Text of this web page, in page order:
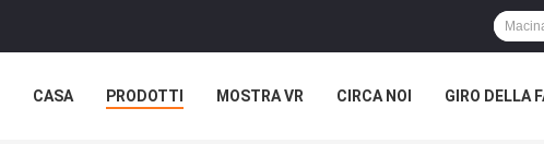
CASA PRODOTTI MOSTRA VR CIRCA NOI GIRO DELLA